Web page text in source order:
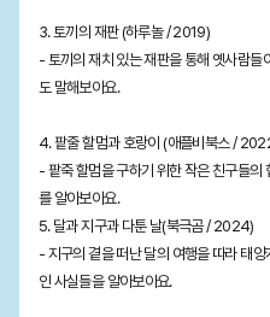
3. 토끼의 재판 (하루놀 / 2019)
- 토끼의 재치 있는 재판을 통해 옛사람들
도 말해보아요.
4. 팥줄 할멈과 호랑이 (애플비북스 /
- 팥죽 할멈을 구하기 위한 작은 친구들의
를 알아보아요.
5. 달과 지구과 다툰 날(북극곰 / 2024)
- 지구의 곁을 떠난 달의 여행을 따라 태
인 사실들을 알아보아요.